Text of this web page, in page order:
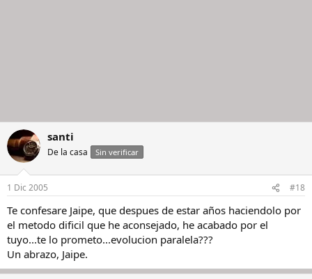
santi
De la casa Sin verificar
1 Dic 2005 #18
Te confesare Jaipe, que despues de estar años haciendolo por
el metodo dificil que he aconsejado, he acabado por el
tuyo...te lo prometo...evolucion paralela???
Un abrazo, Jaipe.